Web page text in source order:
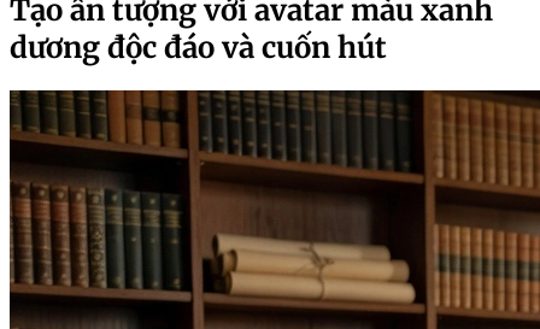
Tạo ấn tượng với avatar màu xanh
dương độc đáo và cuốn hút